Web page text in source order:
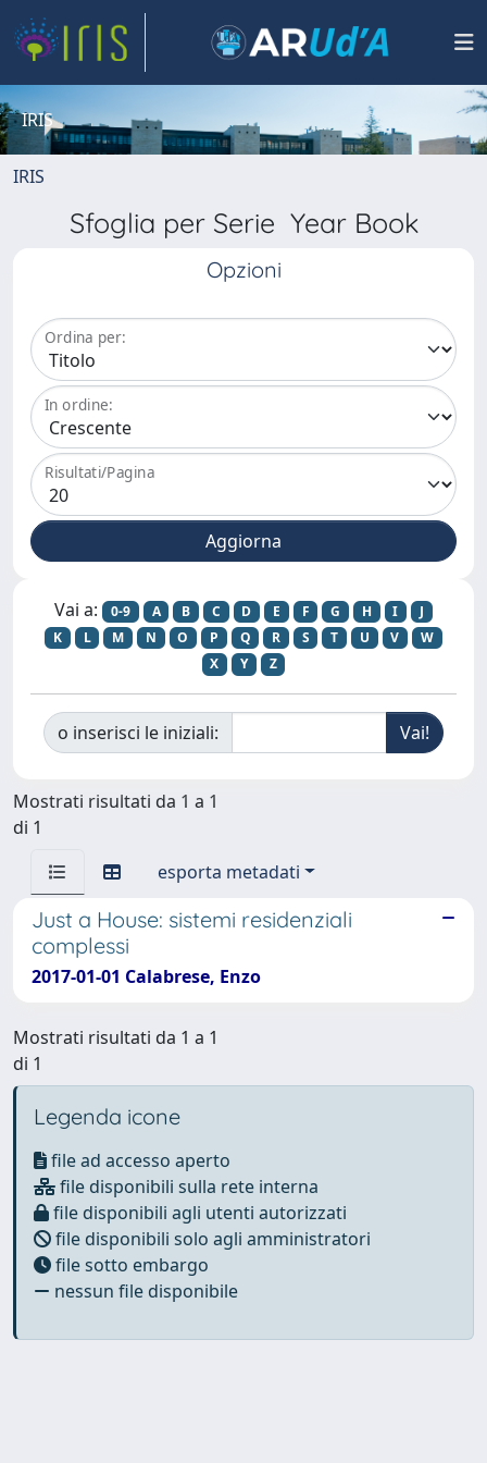
IRIS
IRIS
Sfoglia per Serie Year Book
Opzioni
Ordina per:
In ordine:
Risultati/Pagina
Vai a: 0-9 A B C D E F G H I
J
K
L M N O P Q R S T U V
W
X
Y Z
o inserisci le iniziali:
Mostrati risultati da 1 a 1
di 1
esporta metadati
Just a House: sistemi residenziali
complessi
2017-01-01 Calabrese, Enzo
Mostrati risultati da 1 a 1
di 1
Legenda icone
file ad accesso aperto
file disponibili sulla rete interna
file disponibili agli utenti autorizzati
file disponibili solo agli amministratori
file sotto embargo
nessun file disponibile